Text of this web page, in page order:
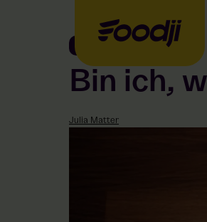
Bin ich,
Julia Matter